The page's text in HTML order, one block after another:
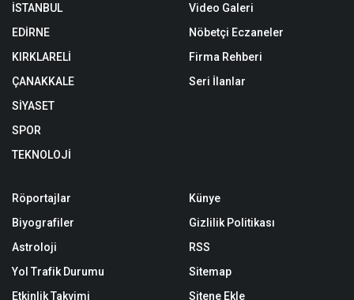
İSTANBUL
EDİRNE
KIRKLARELİ
ÇANAKKALE
SİYASET
SPOR
TEKNOLOJİ
Video Galeri
Nöbetçi Eczaneler
Firma Rehberi
Seri İlanlar
Röportajlar
Biyografiler
Astroloji
Yol Trafik Durumu
Etkinlik Takvimi
Künye
Gizlilik Politikası
RSS
Sitemap
Sitene Ekle